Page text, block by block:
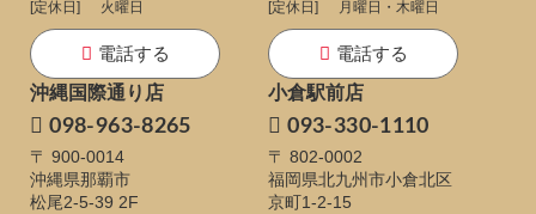
[定休日]
火曜日
電話する
[定休日]
月曜日・木曜日
電話する
沖縄国際通り店
098-963-8265
〒 900-0014
沖縄県那覇市
松尾2-5-39 2F
小倉駅前店
093-330-1110
〒 802-0002
福岡県北九州市小倉北区
京町1-2-15